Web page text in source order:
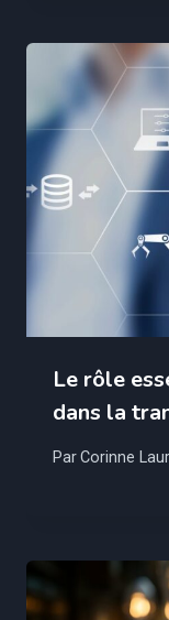
Le rôle
dans la
ParCorinne